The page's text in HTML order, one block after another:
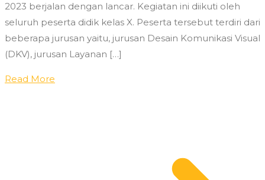
2023 berjalan dengan lancar. Kegiatan ini diikuti oleh
seluruh peserta didik kelas X. Peserta tersebut terdiri dari
beberapa jurusan yaitu, jurusan Desain Komunikasi Visual
(DKV), jurusan Layanan […]
Read More